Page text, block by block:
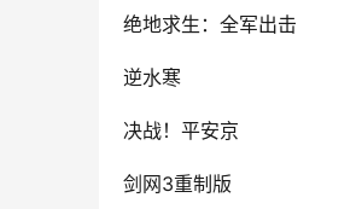
绝地求生：全军出击
逆水寒
决战！平安京
剑网 3重制版